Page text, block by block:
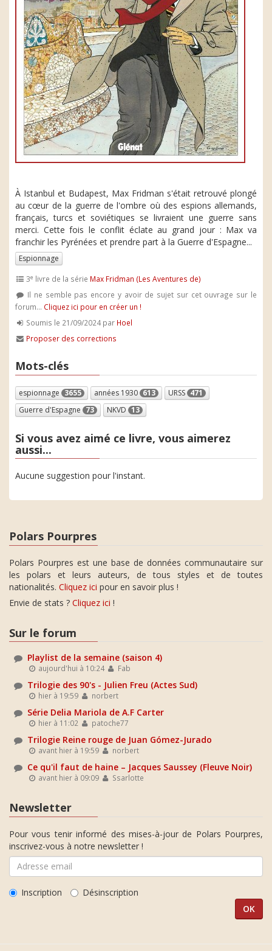
À Istanbul et Budapest, Max Fridman s'était retrouvé plongé
au cœur de la guerre de l'ombre où des espions allemands,
français, turcs et soviétiques se livraient une guerre sans
merci. Cette fois le conflit éclate au grand jour : Max va
franchir les Pyrénées et prendre part à la Guerre d'Espagne...
Espionnage
3e livre de la série Max Fridman (Les Aventures de)
Il ne semble pas encore y avoir de sujet sur cet ouvrage sur le
forum... Cliquez ici pour en créer un !
Soumis le 21/09/2024 par Hoel
Proposer des corrections
Mots-clés
espionnage 3655 années 1930 613 URSS 471
Guerre d'Espagne 73 NKVD 13
Si vous avez aimé ce livre, vous aimerez
aussi...
Aucune suggestion pour l'instant.
Polars Pourpres
Polars Pourpres est une base de données communautaire sur
les polars et leurs auteurs, de tous styles et de toutes
nationalités. Cliquez ici pour en savoir plus !
Envie de stats ? Cliquez ici !
Sur le forum
Playlist de la semaine (saison 4)
aujourd'hui à 10:24 Fab
Trilogie des 90's - Julien Freu (Actes Sud)
hier à 19:59 norbert
Série Delia Mariola de A.F Carter
hier à 11:02 patoche77
Trilogie Reine rouge de Juan Gómez-Jurado
avant hier à 19:59 norbert
Ce qu'il faut de haine – Jacques Saussey (Fleuve Noir)
avant hier à 09:09 Ssarlotte
Newsletter
Pour vous tenir informé des mises-à-jour de Polars Pourpres,
inscrivez-vous à notre newsletter !
Inscription Désinscription